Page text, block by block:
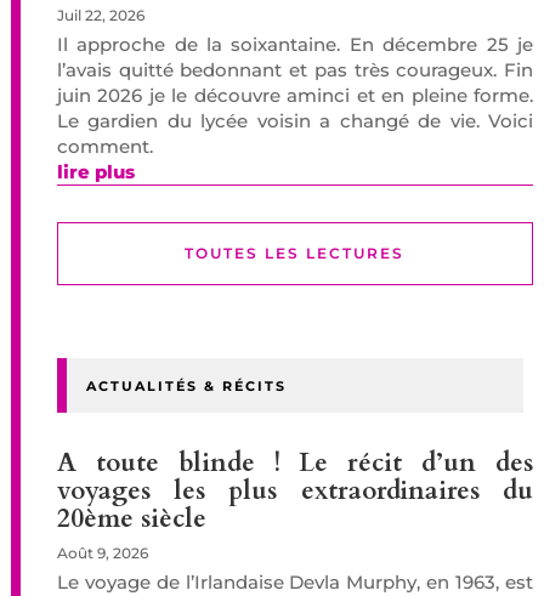
Juil 22, 2026
Il approche de la soixantaine. En décembre 25 je
l’avais quitté bedonnant et pas très courageux. Fin
juin 2026 je le découvre aminci et en pleine forme.
Le gardien du lycée voisin a changé de vie. Voici
comment.
lire plus
TOUTES LES LECTURES
ACTUALITÉS & RÉCITS
A toute blinde ! Le récit d’un des
voyages les plus extraordinaires du
20ème siècle
Août 9, 2026
Le voyage de l’Irlandaise Devla Murphy, en 1963, est